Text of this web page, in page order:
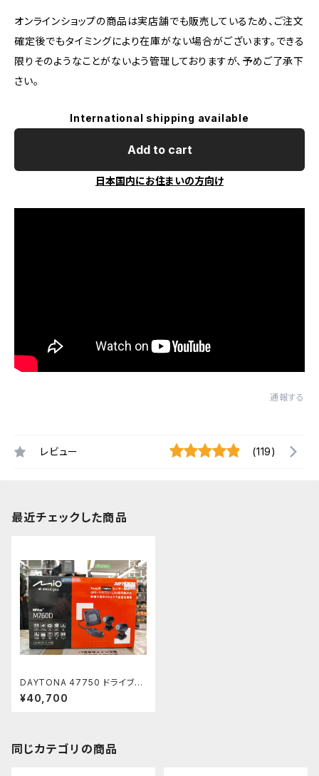
オンラインショップの商品は実店舗でも販売しているため、ご注文
確定後でもタイミングにより在庫がない場合がございます。できる
限りそのようなことがないよう管理しておりますが、予めご了承下
さい。
International shipping available
Add to cart
日本国内にお住まいの方向け
通報する
レビュー (119)
最近チェックした商品
DAYTONA 47750 ドライブレ
コーダー MiVue M760D
¥40,700
同じカテゴリの商品